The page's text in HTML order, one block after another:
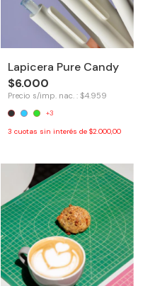
Lapicera Pure Candy
$6.000
Precio s/imp. nac. : $4.959
+3
3 cuotas sin interés de $2.000,00